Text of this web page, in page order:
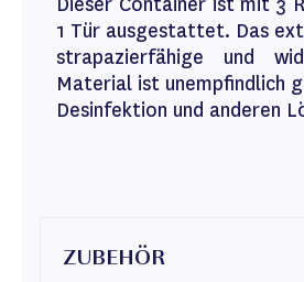
1 Tür ausgestattet. Das
strapazierfähige und
Material ist unempfindlich
Desinfektion und anderen
ZUBEHÖR